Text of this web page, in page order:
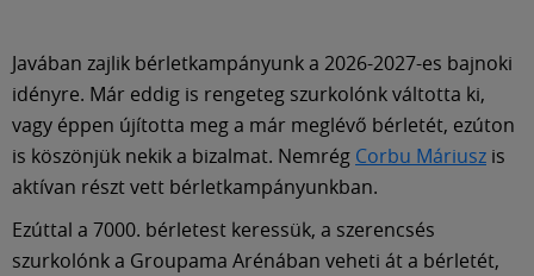
Javában zajlik bérletkampányunk a 2026-2027-es bajnoki
idényre. Már eddig is rengeteg szurkolónk váltotta ki,
vagy éppen újította meg a már meglévő bérletét, ezúton
is köszönjük nekik a bizalmat. Nemrég Corbu Máriusz is
aktívan részt vett bérletkampányunkban.
Ezúttal a 7000. bérletest keressük, a szerencsés
szurkolónk a Groupama Arénában veheti át a bérletét,
Szolgáltatások
Shop
Közösség